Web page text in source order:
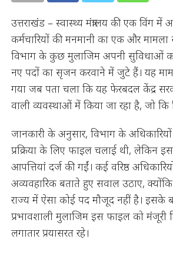
उत्तराखंड – स्वास्थ्य मंत्रालय की एक विंग में
कर्मचारियों की मनमानी का एक और
विभाग के कुछ मुलाजिम अपनी सुविधाओं
नए पदों का सृजन करवाने में जुटे हैं। यह
गया जब पता चला कि यह फेरबदल केंद्र
वाली व्यवस्थाओं में किया जा रहा है, जो
जानकारी के अनुसार, विभाग के
प्रक्रिया के लिए फाइल चलाई थी, लेकिन
आपत्तियां दर्ज की गईं। कई वरिष्ठ
अव्यवहारिक बताते हुए सवाल उठाए,
राज्य में ऐसा कोई पद मौजूद नहीं है।
प्रभावशाली मुलाजिम इस फाइल को मंजूरी
लगातार प्रयासरत रहे।